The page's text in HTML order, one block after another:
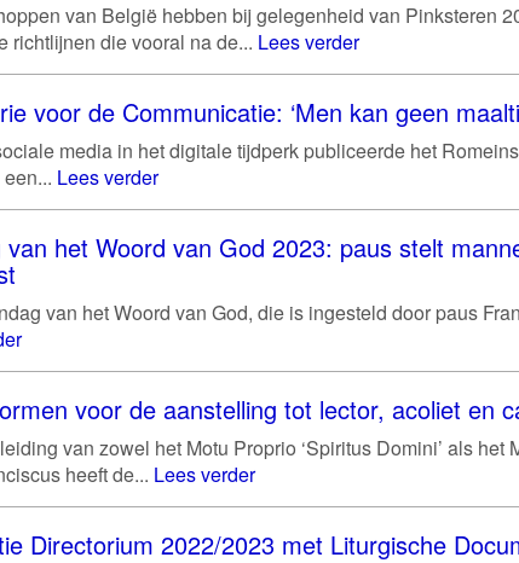
van België hebben bij gelegenheid van Pinksteren
richtlijnen die vooral na de... Lees verder
voor de Communicatie: ‘Men kan geen
media in het digitale tijdperk publiceerde het
Lees verder
van het Woord van God 2023: paus stelt
van het Woord van God, die is ingesteld door paus
voor de aanstelling tot lector, acoliet en
van zowel het Motu Proprio ‘Spiritus Domini’ als het
heeft de... Lees verder
Directorium 2022/2023 met Liturgische